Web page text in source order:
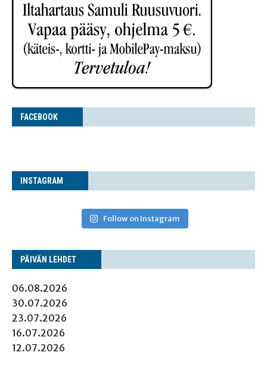
FACE­BOOK
INS­TA­GRAM
Follow on Instagram
PÄI­VÄN LEHDET
06.08.2026
30.07.2026
23.07.2026
16.07.2026
12.07.2026